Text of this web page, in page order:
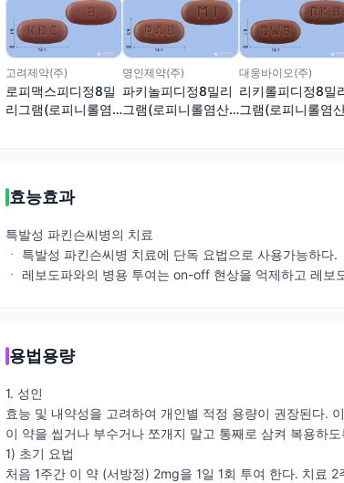
고려제약(주)
로피맥스피디정8밀
리그램(로피니롤염
명인제약(주)
파키놀피디정8밀리
그램(로피니롤염산
대웅바이오(주)
리키롤피디정8밀
그램(로피니롤염
효능효과
특발성 파킨슨씨병의 치료
ㆍ 특발성 파킨슨씨병 치료에 단독 요법으로 사용가능하다.
ㆍ 레보도파와의 병용 투여는 on-off 현상을 억제하고 레보
용법용량
1. 성인
효능 및 내약성을 고려하여 개인별 적정 용량이 권장된다.
이 약을 씹거나 부수거나 쪼개지 말고 통째로 삼켜 복용하도
1) 초기 요법
처음 1주간 이 약 (서방정) 2mg을 1일 1회 투여 한다. 치료